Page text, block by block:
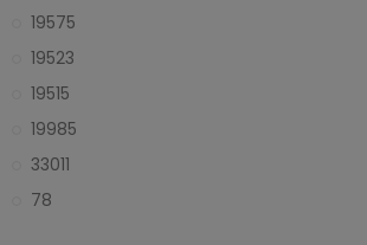
19575
19523
19515
19985
33011
78